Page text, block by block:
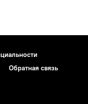
Обратная связь